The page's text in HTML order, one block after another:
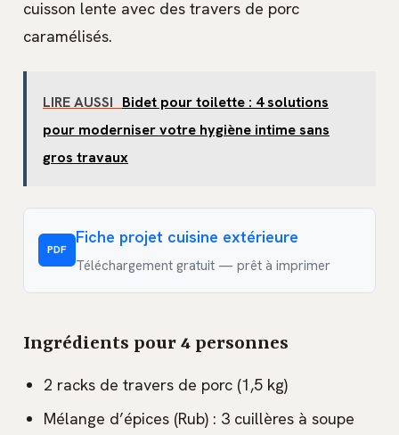
cuisson lente avec des travers de porc
caramélisés.
LIRE AUSSI Bidet pour toilette : 4 solutions
pour moderniser votre hygiène intime sans
gros travaux
PDF
Fiche projet cuisine extérieure
Téléchargement gratuit — prêt à imprimer
Ingrédients pour 4 personnes
2 racks de travers de porc (1,5 kg)
Mélange d’épices (Rub) : 3 cuillères à soupe